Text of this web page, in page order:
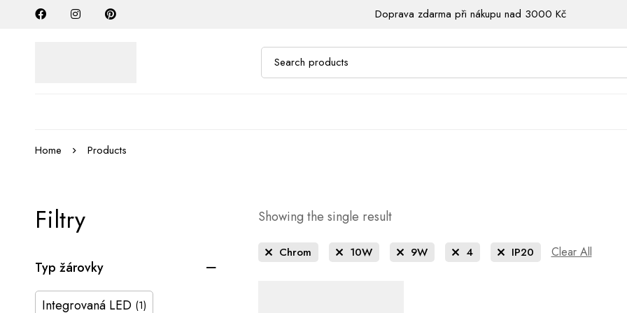
Doprava zdarma při nákupu nad 3000 Kč
Home Products
Filtry
Typ žárovky
Integrovaná LED (1)
Showing the single result
Chrom 10W 9W 4 IP20 Clear All